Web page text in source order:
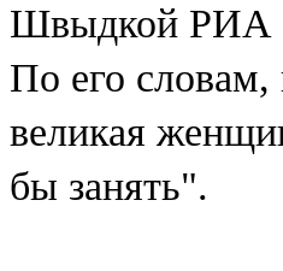
Швыдкой РИА
По его словам,
великая
бы занять".